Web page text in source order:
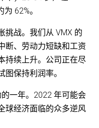
62%。
挑战。我们从 VMX 的
断、劳动力短缺和工资
持续上升。公司正在尽
保持利润率。
一年。2022 年可能会
球经济面临的众多逆风